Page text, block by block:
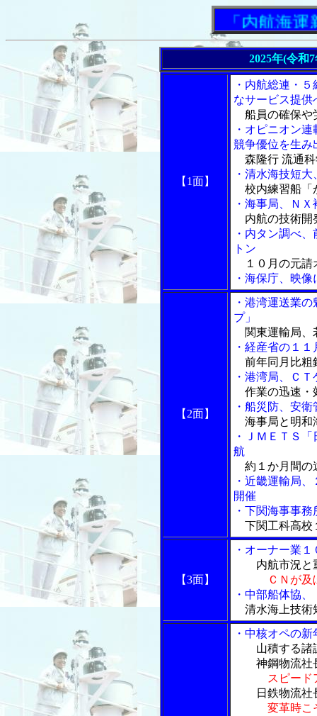
「内航海運新
2025年(令和
【1面】
・内航総連・
なサービス提供
船員の確保や
・オピニオン
競争優位を生み
森隆行 流通科
・清水海技短
校内練習船「
・海事局、Ｎ
内航の技術開
・内タン調べ
トン
１０月の元請
・海保庁、映
【2面】
・港湾運送業
プ」
関東運輸局、
・経産省の１
前年同月比粗
・港湾局、Ｃ
作業の迅速・
・船災防、安
海事局と明和
・ＪＭＥＴＳ
航
約１か月間の
・近畿運輸局
開催
・下関海事事
下関工科高校
【3面】
・オーナー業
内航市況と
ＣＮが
・中部船体協
清水海上技術
・中核オペの
山積する諸
神鋼物流社
スピード
日鉄物流社
変革時こ